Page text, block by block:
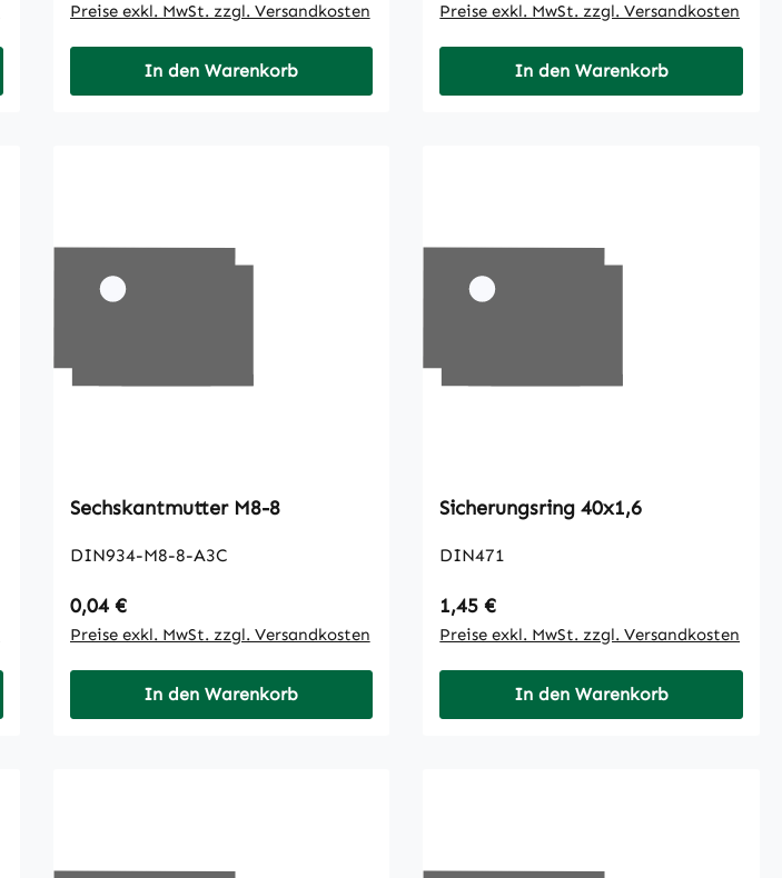
Preise exkl. MwSt. zzgl. Versandkosten
In den Warenkorb
Preise exkl. MwSt. zzgl. Versandkosten
In den Warenkorb
Sechskantmutter M8-8
DIN934-M8-8-A3C
Regulärer Preis:
0,04 €
Preise exkl. MwSt. zzgl. Versandkosten
In den Warenkorb
Sicherungsring 40x1,6
DIN471
Regulärer Preis:
1,45 €
Preise exkl. MwSt. zzgl. Versandkosten
In den Warenkorb